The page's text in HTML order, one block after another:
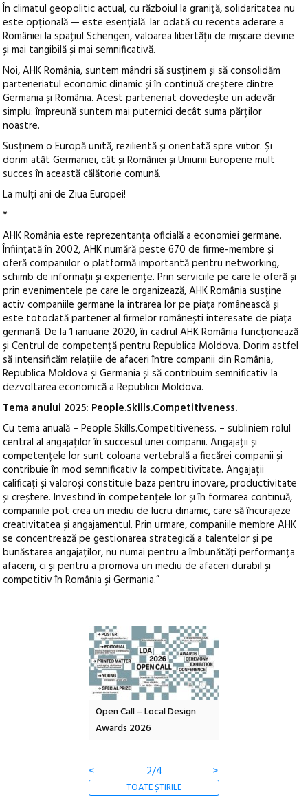
În climatul geopolitic actual, cu războiul la graniță, solidaritatea nu
este opțională — este esențială. Iar odată cu recenta aderare a
României la spațiul Schengen, valoarea libertății de mișcare devine
și mai tangibilă și mai semnificativă.
Noi, AHK România, suntem mândri să susținem și să consolidăm
parteneriatul economic dinamic și în continuă creștere dintre
Germania și România. Acest parteneriat dovedește un adevăr
simplu: împreună suntem mai puternici decât suma părților
noastre.
Susținem o Europă unită, rezilientă și orientată spre viitor. Și
dorim atât Germaniei, cât și României și Uniunii Europene mult
succes în această călătorie comună.
La mulți ani de Ziua Europei!
*
AHK România este reprezentanța oficială a economiei germane.
Înființată în 2002, AHK numără peste 670 de firme-membre și
oferă companiilor o platformă importantă pentru networking,
schimb de informații și experiențe. Prin serviciile pe care le oferă și
prin evenimentele pe care le organizează, AHK România susține
activ companiile germane la intrarea lor pe piața românească și
este totodată partener al firmelor românești interesate de piața
germană. De la 1 ianuarie 2020, în cadrul AHK România funcționează
și Centrul de competență pentru Republica Moldova. Dorim astfel
să intensificăm relațiile de afaceri între companii din România,
Republica Moldova și Germania și să contribuim semnificativ la
dezvoltarea economică a Republicii Moldova.
Tema anului 2025: People.Skills.Competitiveness.
Cu tema anuală – People.Skills.Competitiveness. – subliniem rolul
central al angajaților în succesul unei companii. Angajații și
competențele lor sunt coloana vertebrală a fiecărei companii și
contribuie în mod semnificativ la competitivitate. Angajații
calificați și valoroși constituie baza pentru inovare, productivitate
și creștere. Investind în competențele lor și în formarea continuă,
companiile pot crea un mediu de lucru dinamic, care să încurajeze
creativitatea și angajamentul. Prin urmare, companiile membre AHK
se concentrează pe gestionarea strategică a talentelor și pe
bunăstarea angajaților, nu numai pentru a îmbunătăți performanța
afacerii, ci și pentru a promova un mediu de afaceri durabil și
competitiv în România și Germania.”
Open Call – Local Design
Awards 2026
<
2/4 >
TOATE ȘTIRILE